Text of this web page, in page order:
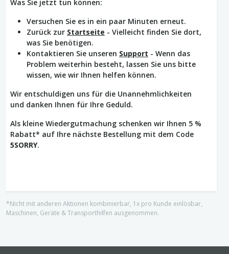
Was Sie jetzt tun können:
Versuchen Sie es in ein paar Minuten erneut.
Zurück zur Startseite - Vielleicht finden Sie dort,
was Sie benötigen.
Kontaktieren Sie unseren Support - Wenn das
Problem weiterhin besteht, lassen Sie uns bitte
wissen, wie wir Ihnen helfen können.
Wir entschuldigen uns für die Unannehmlichkeiten
und danken Ihnen für Ihre Geduld.
Als kleine Wiedergutmachung schenken wir Ihnen 5 %
Rabatt* auf Ihre nächste Bestellung mit dem Code
5SORRY.
*Nicht mit anderen Aktionen kombinierbar, 1x pro Kunde einlösbar,
Maschinen, Geräte & Transporthilfen ausgenommen.